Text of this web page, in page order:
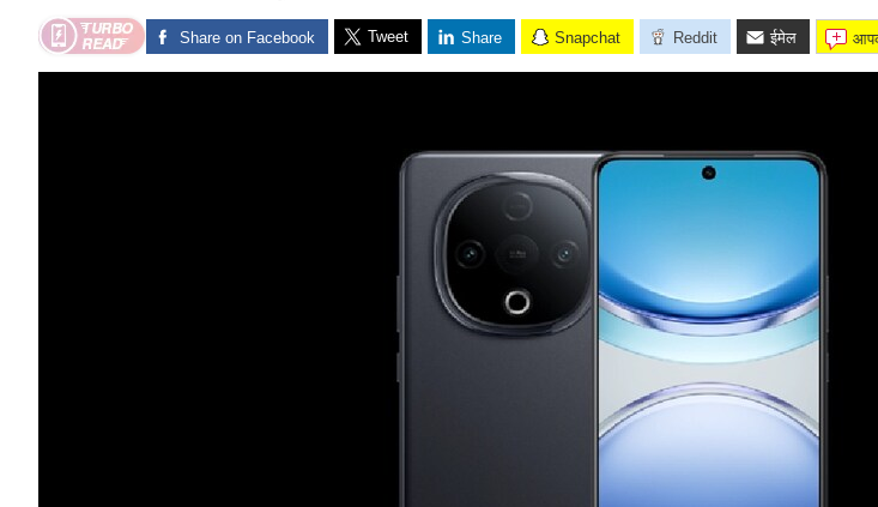
Share on Facebook Tweet Share Snapchat Reddit ईमेल